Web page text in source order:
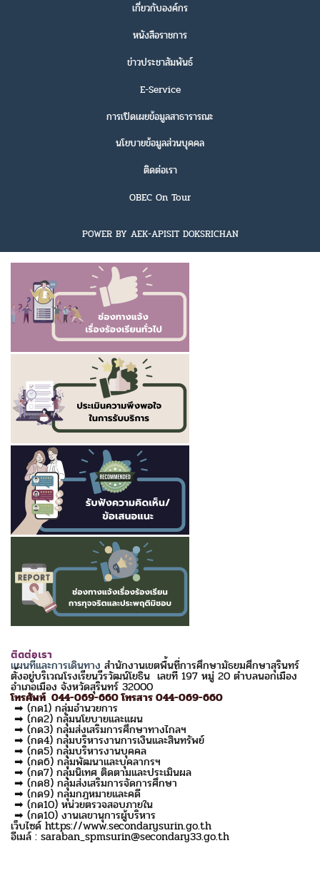
เกี่ยวกับองค์กร
หนังสือราชการ
ข่าวประชาสัมพันธ์
E-Service
การเปิดเผยข้อมูลสาธารารณะ
นโยบายข้อมูลส่วนบุคคล
ติดต่อเรา
OBEC On Tour
POWER BY AEK-APISIT DOKSRICHAN
ติดต่อเรา
แผนที่และการเดินทาง สำนักงานเขตพื้นที่การศึกษามัธยมศึกษาสุรินทร์
ตั้งอยู่บริเวณโรงเรียนวีรวัฒน์โยธิน เลขที่ 197 หมู่ 20 ตำบลนอกเมือง
อำเภอเมือง จังหวัดสุรินทร์ 32000
โทรศัพท์ 044-069-660 โทรสาร 044-069-660
➡ (กด1) กลุ่มอำนวยการ
➡ (กด2) กลุ่มนโยบายและแผน
➡ (กด3) กลุ่มส่งเสริมการศึกษาทางไกลฯ
➡ (กด4) กลุ่มบริหารงานการเงินและสินทรัพย์
➡ (กด5) กลุ่มบริหารงานบุคคล
➡ (กด6) กลุ่มพัฒนาและบุคลากรฯ
➡ (กด7) กลุ่มนิเทศ ติดตามและประเมินผล
➡ (กด8) กลุ่มส่งเสริมการจัดการศึกษา
➡ (กด9) กลุ่มกฎหมายและคดี
➡ (กด10) หน่วยตรวจสอบภายใน
➡ (กด10) งานเลขานุการผู้บริหาร
เว็บไซด์ https://www.secondarysurin.go.th
อีเมล์ : saraban_spmsurin@secondary33.go.th